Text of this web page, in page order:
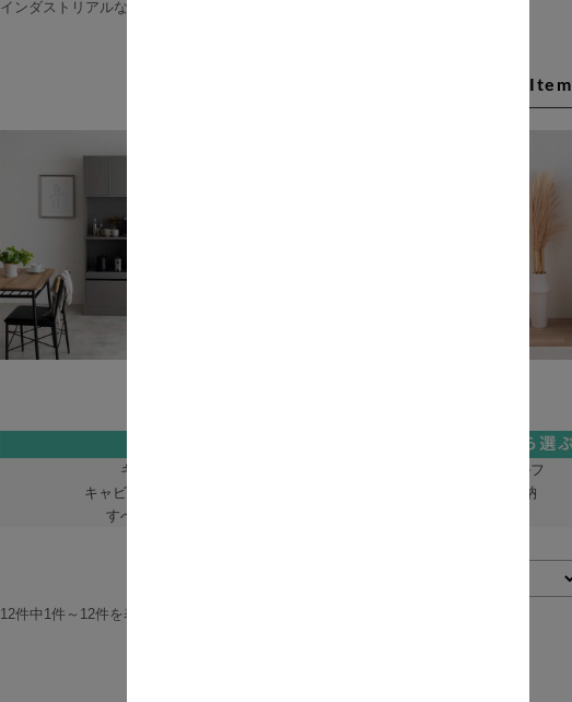
インダストリアルな雰囲気が男前でかっこいいデザイン。
Recommend Item
キッチン収納 ラック・シェルフ
キャビネット・チェスト
ランドリー収納
すべての収納家具
12件中1件～12件を表示